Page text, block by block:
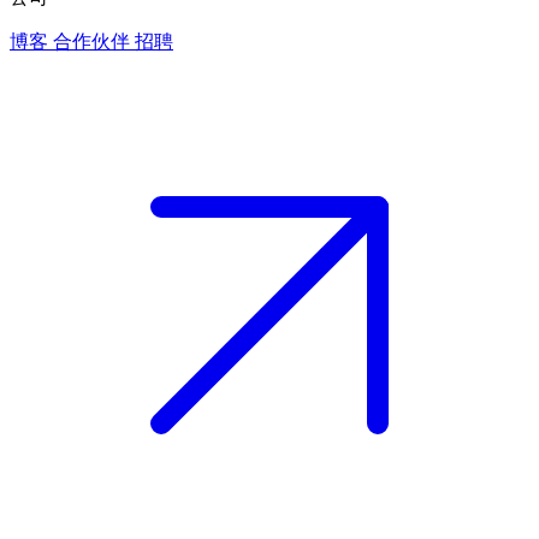
博客 合作伙伴 招聘